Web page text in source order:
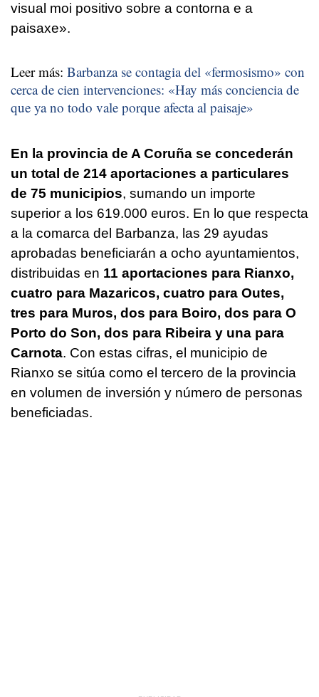
visual moi positivo sobre a contorna e a
paisaxe».
Leer más: Barbanza se contagia del «fermosismo» con
cerca de cien intervenciones: «Hay más conciencia de
que ya no todo vale porque afecta al paisaje»
En la provincia de A Coruña se concederán
un total de 214 aportaciones a particulares
de 75 municipios, sumando un importe
superior a los 619.000 euros. En lo que respecta
a la comarca del Barbanza, las 29 ayudas
aprobadas beneficiarán a ocho ayuntamientos,
distribuidas en 11 aportaciones para Rianxo,
cuatro para Mazaricos, cuatro para Outes,
tres para Muros, dos para Boiro, dos para O
Porto do Son, dos para Ribeira y una para
Carnota. Con estas cifras, el municipio de
Rianxo se sitúa como el tercero de la provincia
en volumen de inversión y número de personas
beneficiadas.